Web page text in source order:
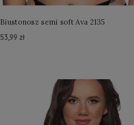
Biustonosz semi soft Ava 2135
53,99 zł